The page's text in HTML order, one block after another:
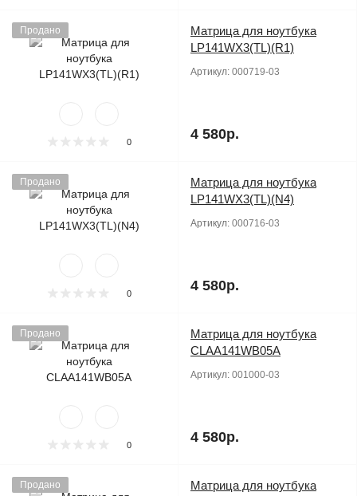
Продано
0
Матрица для ноутбука
LP141WX3(TL)(R1)
Артикул: 000719-03
4 580р.
Продано
0
Матрица для ноутбука
LP141WX3(TL)(N4)
Артикул: 000716-03
4 580р.
Продано
0
Матрица для ноутбука
CLAA141WB05A
Артикул: 001000-03
4 580р.
Продано
Матрица для ноутбука